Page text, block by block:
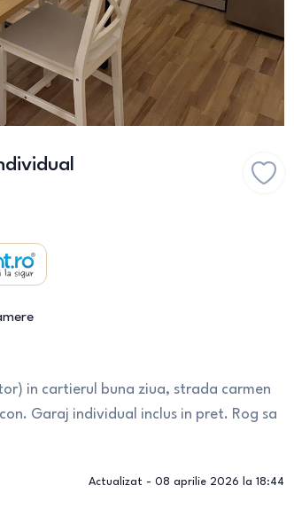
in cartierul buna ziua, strada carmen
Garaj individual inclus in pret. Rog sa
Actualizat - 08 aprilie 2026 la 18:44